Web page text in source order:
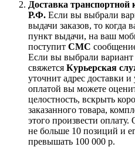
Доставка
Р.Ф. Если вы выбрали
выдачи заказов, то когда
пункт выдачи, на ваш
поступит СМС
Если вы выбрали вариант
свяжется Курьерская
уточнит адрес доставки
оплатой вы можете
целостность, вскрыть
заказанного товара,
этого произвести
не больше 10 позиций и
превышать 100 000 р.